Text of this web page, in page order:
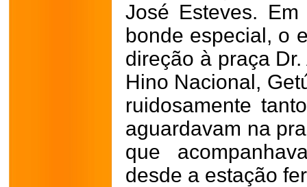
José Esteves.
bonde especial, o
direção à praça
Hino Nacional,
ruidosamente
aguardavam na
que
desde a estação